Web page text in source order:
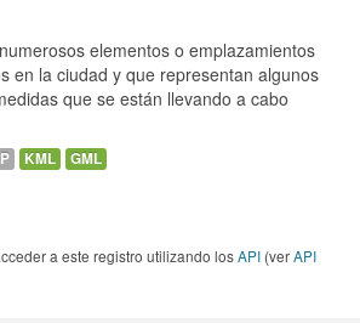
elementos o emplazamientos
en la ciudad y que representan algunos
que se están llevando a cabo
KML GML
a este registro utilizando losAPI (verAPI